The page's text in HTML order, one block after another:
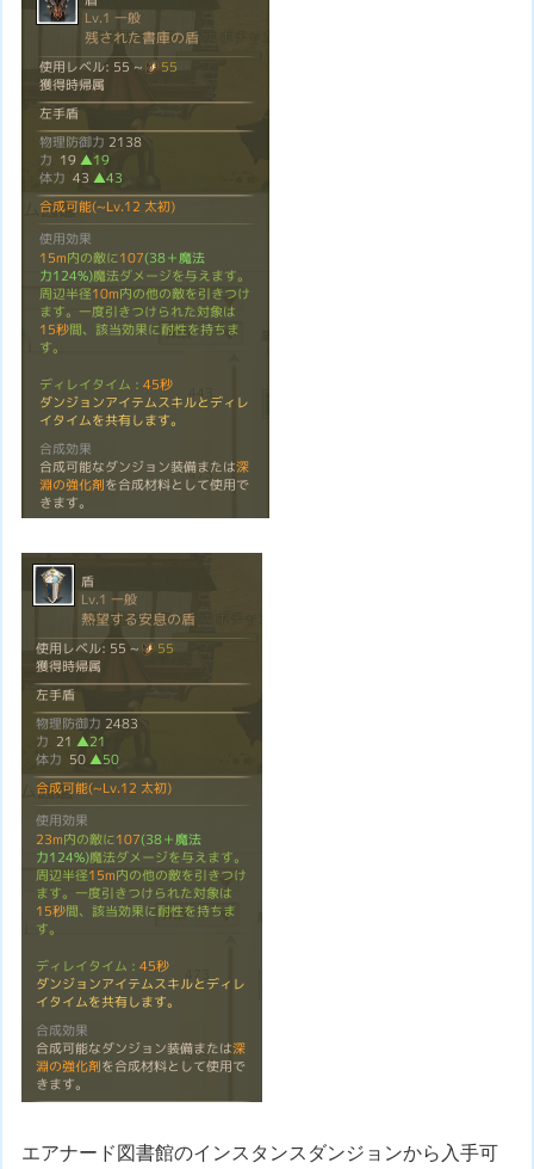
エアナード図書館のインスタンスダンジョンから入手可